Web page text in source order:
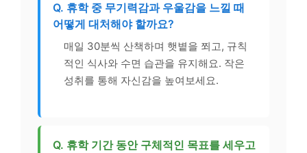
Q. 휴학 중 무기력감과 우울감을 느낄 때
어떻게 대처해야 할까요?
매일 30분씩 산책하며 햇볕을 쬐고, 규칙
적인 식사와 수면 습관을 유지해요. 작은
성취를 통해 자신감을 높여보세요.
Q. 휴학 기간 동안 구체적인 목표를 세우고